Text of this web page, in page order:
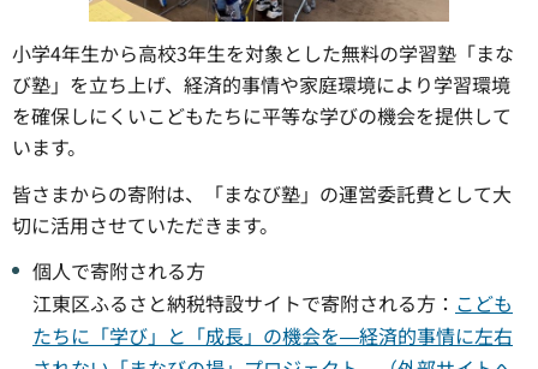
小学4年生から高校3年生を対象とした無料の学習塾「まな
び塾」を立ち上げ、経済的事情や家庭環境により学習環境
を確保しにくいこどもたちに平等な学びの機会を提供して
います。
皆さまからの寄附は、「まなび塾」の運営委託費として大
切に活用させていただきます。
個人で寄附される方
江東区ふるさと納税特設サイトで寄附される方： こども
たちに「学び」と「成長」の機会を―経済的事情に左右